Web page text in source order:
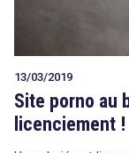
13/03/2019
Site porno au
licenciement !